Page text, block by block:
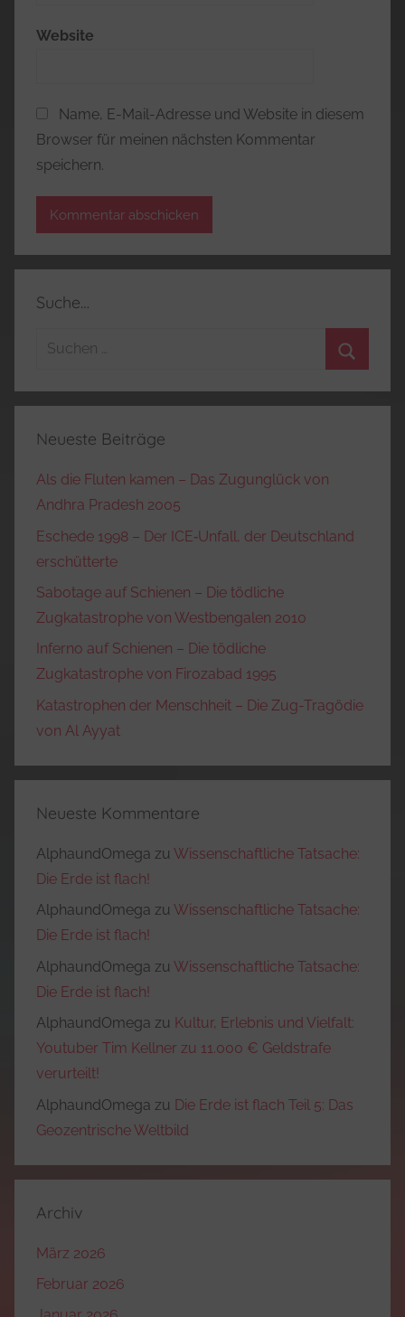
Website
Name, E-Mail-Adresse und Website in diesem
Browser für meinen nächsten Kommentar
speichern.
Suche…
Suchen
Neueste Beiträge
Als die Fluten kamen – Das Zugunglück von
Andhra Pradesh 2005
Eschede 1998 – Der ICE‑Unfall, der Deutschland
erschütterte
Sabotage auf Schienen – Die tödliche
Zugkatastrophe von Westbengalen 2010
Inferno auf Schienen – Die tödliche
Zugkatastrophe von Firozabad 1995
Katastrophen der Menschheit – Die Zug-Tragödie
von Al Ayyat
Neueste Kommentare
AlphaundOmega zu Wissenschaftliche Tatsache:
Die Erde ist flach!
AlphaundOmega zu Wissenschaftliche Tatsache:
Die Erde ist flach!
AlphaundOmega zu Wissenschaftliche Tatsache:
Die Erde ist flach!
AlphaundOmega zu Kultur, Erlebnis und Vielfalt:
Youtuber Tim Kellner zu 11.000 € Geldstrafe
verurteilt!
AlphaundOmega zu Die Erde ist flach Teil 5: Das
Geozentrische Weltbild
Archiv
März 2026
Februar 2026